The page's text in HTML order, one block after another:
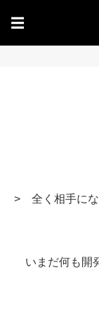
☰
> 全く相手にな
いまだ何も開